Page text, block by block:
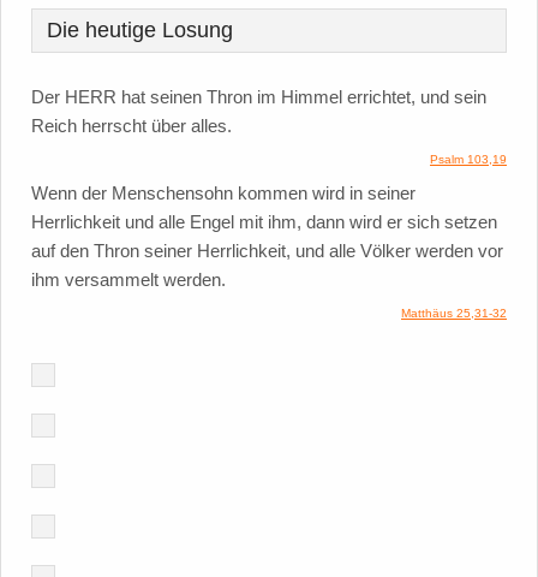
Die heutige Losung
Der HERR hat seinen Thron im Himmel errichtet, und sein
Reich herrscht über alles.
Psalm 103,19
Wenn der Menschensohn kommen wird in seiner
Herrlichkeit und alle Engel mit ihm, dann wird er sich setzen
auf den Thron seiner Herrlichkeit, und alle Völker werden vor
ihm versammelt werden.
Matthäus 25,31-32